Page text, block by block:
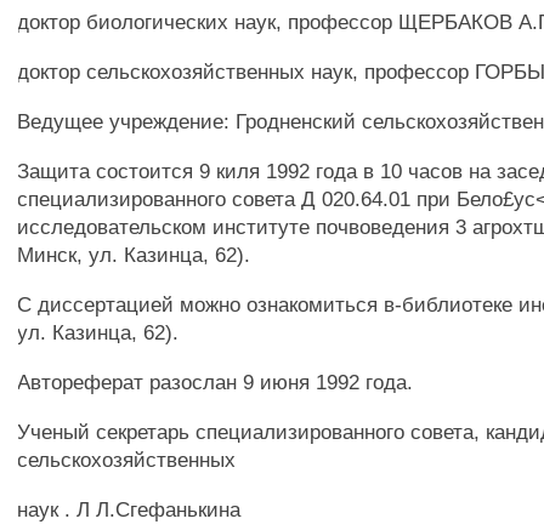
доктор биологических наук, профессор ЩЕРБАКОВ
доктор сельскохозяйственных наук, профессор
Ведущее учреждение: Гродненский
Защита состоится 9 киля 1992 года в 10 часов на
специализированного совета Д 020.64.01 при
исследовательском институте почвоведения 3
Минск, ул. Казинца, 62).
С диссертацией можно ознакомиться в-библиотеке
ул. Казинца, 62).
Автореферат разослан 9 июня 1992 года.
Ученый секретарь специализированного совета,
сельскохозяйственных
наук . Л Л.Сгефанькина